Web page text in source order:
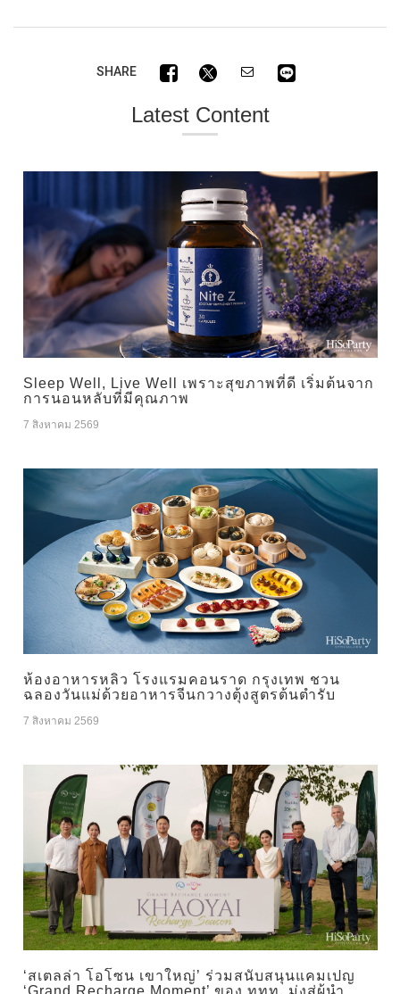
SHARE
Latest Content
Sleep Well, Live Well เพราะสุขภาพที่ดี เริ่มต้นจาก
การนอนหลับที่มีคุณภาพ
7 สิงหาคม 2569
ห้องอาหารหลิว โรงแรมคอนราด กรุงเทพ ชวน
ฉลองวันแม่ด้วยอาหารจีนกวางตุ้งสูตรต้นตำรับ
7 สิงหาคม 2569
‘สเตลล่า โอโซน เขาใหญ่’ ร่วมสนับสนุนแคมเปญ